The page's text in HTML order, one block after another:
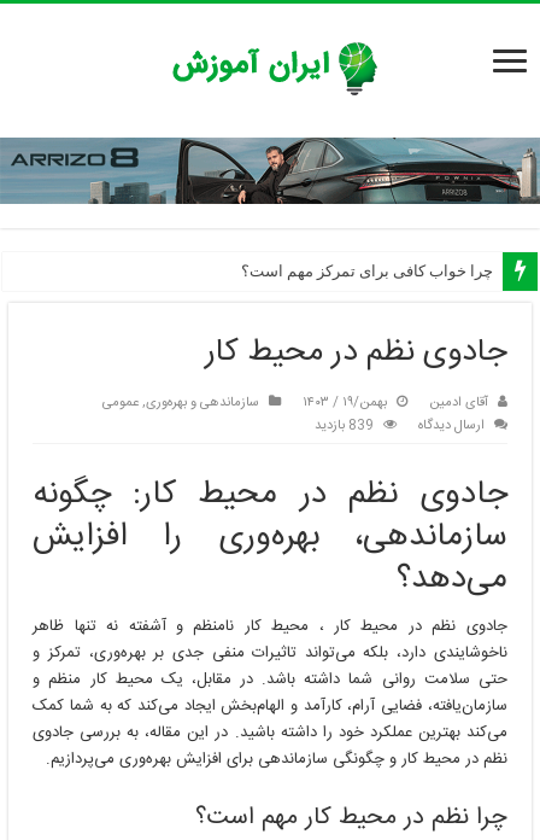
چرا خواب کافی برای تمرکز مهم است؟
جادوی نظم در محیط کار
آقای ادمین بهمن/۱۹ / ۱۴۰۳ سازماندهی و بهره‌وری,عمومی
ارسال دیدگاه
839 بازدید
جادوی نظم در محیط کار: چگونه
سازماندهی، بهره‌وری را افزایش
می‌دهد؟
جادوی نظم در محیط کار ، محیط کار نامنظم و آشفته نه تنها ظاهر
ناخوشایندی دارد، بلکه می‌تواند تاثیرات منفی جدی بر بهره‌وری، تمرکز و
حتی سلامت روانی شما داشته باشد. در مقابل، یک محیط کار منظم و
سازمان‌یافته، فضایی آرام، کارآمد و الهام‌بخش ایجاد می‌کند که به شما کمک
می‌کند بهترین عملکرد خود را داشته باشید. در این مقاله، به بررسی جادوی
نظم در محیط کار و چگونگی سازماندهی برای افزایش بهره‌وری می‌پردازیم.
چرا نظم در محیط کار مهم است؟